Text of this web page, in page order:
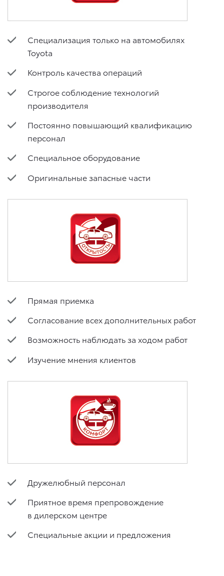
Специализация только на автомобилях
Toyota
Контроль качества операций
Строгое соблюдение технологий
производителя
Постоянно повышающий квалификацию
персонал
Специальное оборудование
Оригинальные запасные части
Прямая приемка
Согласование всех дополнительных работ
Возможность наблюдать за ходом работ
Изучение мнения клиентов
Дружелюбный персонал
Приятное время препровождение
в дилерском центре
Специальные акции и предложения